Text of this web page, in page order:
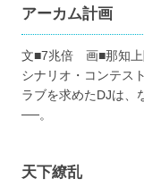
アーカム計画
文■7兆倍 画■那知上
シナリオ・コンテス
ラブを求めたDJは、
──。
天下繚乱